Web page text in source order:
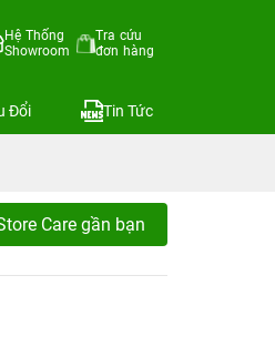
Hệ Thống
Showroom
Tra cứu
đơn hàng
Đổi Tin Tức
Care gần bạn